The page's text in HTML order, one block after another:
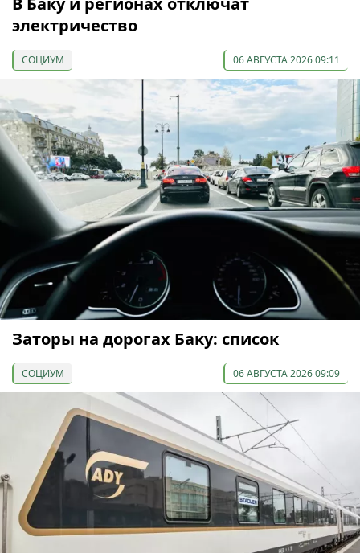
электричество
СОЦИУМ 06 АВГУСТА 2026 09:11
Заторы на дорогах Баку: список
СОЦИУМ 06 АВГУСТА 2026 09:09